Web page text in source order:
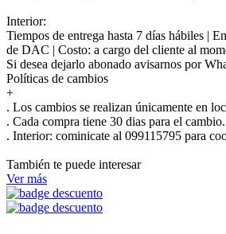
Interior:
Tiempos de entrega hasta 7 días hábiles |
de DAC | Costo: a cargo del cliente al
Si desea dejarlo abonado avisarnos por
Políticas de cambios
+
. Los cambios se realizan únicamente en
. Cada compra tiene 30 dias para el cambio.
. Interior: cominicate al 099115795 para
También te puede interesar
Ver más